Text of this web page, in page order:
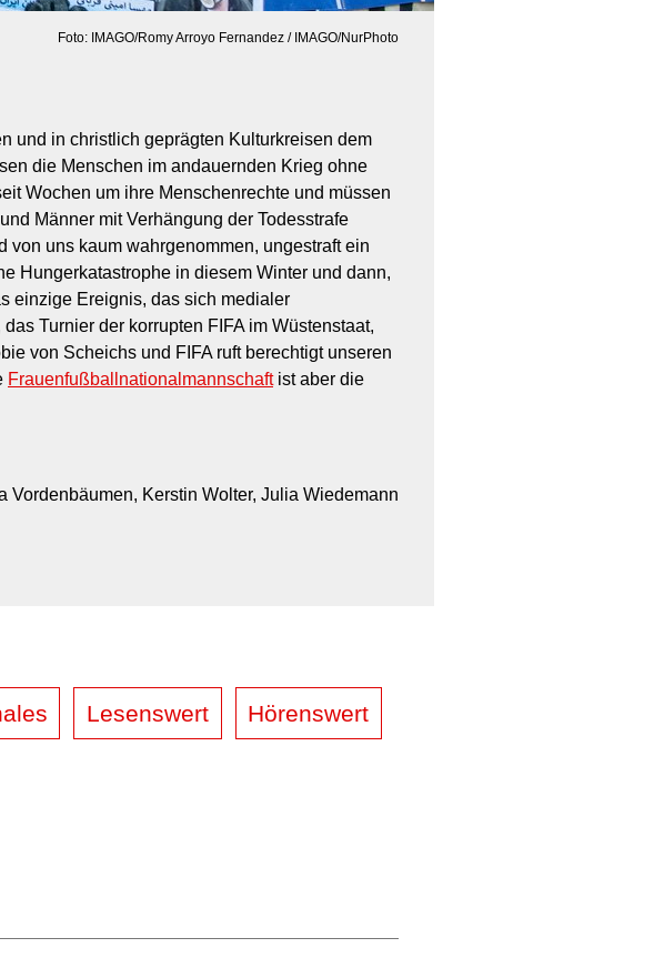
Foto: IMAGO/Romy Arroyo Fernandez / IMAGO/NurPhoto
und in christlich geprägten Kulturkreisen dem
die Menschen im andauernden Krieg ohne
Wochen um ihre Menschenrechte und müssen
Männer mit Verhängung der Todesstrafe
uns kaum wahrgenommen, ungestraft ein
Hungerkatastrophe in diesem Winter und dann,
einzige Ereignis, das sich medialer
das Turnier der korrupten FIFA im Wüstenstaat,
von Scheichs und FIFA ruft berechtigt unseren
Frauenfußballnationalmannschaftist aber die
Kerstin Wolter, Julia Wiedemann
Lesenswert Hörenswert